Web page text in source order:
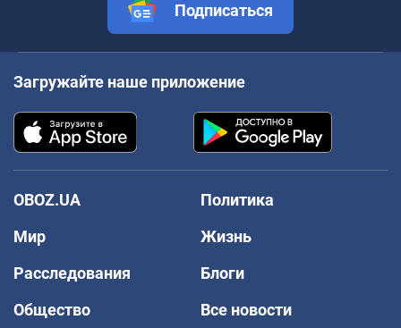
Подписаться
Загружайте наше приложение
OBOZ.UA
Политика
Мир
Жизнь
Расследования
Блоги
Общество
Все новости